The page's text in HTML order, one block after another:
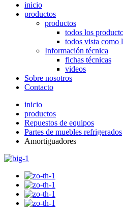
inicio
productos
productos
todos los
todos vista como
Información técnica
fichas técnicas
videos
Sobre nosotros
Contacto
inicio
productos
Repuestos de equipos
Partes de muebles refrigerados
Amortiguadores